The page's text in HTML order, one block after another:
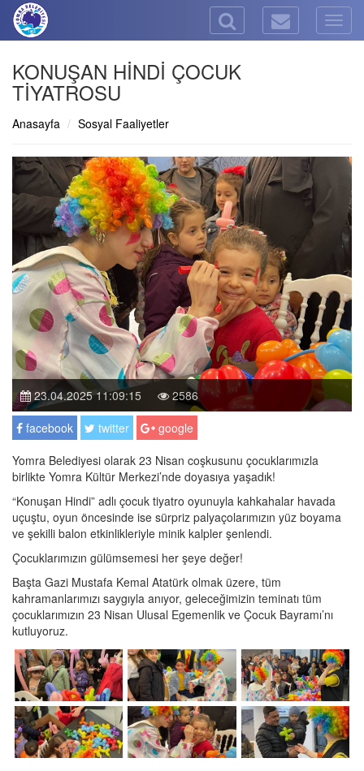
KONUŞAN HİNDİ ÇOCUK
TİYATROSU
Anasayfa Sosyal Faaliyetler
23.04.2025 11:09:15
2586
facebook
twitter
google
Yomra Belediyesi olarak 23 Nisan coşkusunu çocuklarımızla
birlikte Yomra Kültür Merkezi’nde doyasıya yaşadık!
“Konuşan Hindi” adlı çocuk tiyatro oyunuyla kahkahalar havada
uçuştu, oyun öncesinde ise sürpriz palyaçolarımızın yüz boyama
ve şekilli balon etkinlikleriyle minik kalpler şenlendi.
Çocuklarımızın gülümsemesi her şeye değer!
Başta Gazi Mustafa Kemal Atatürk olmak üzere, tüm
kahramanlarımızı saygıyla anıyor, geleceğimizin teminatı tüm
çocuklarımızın 23 Nisan Ulusal Egemenlik ve Çocuk Bayramı’nı
kutluyoruz.